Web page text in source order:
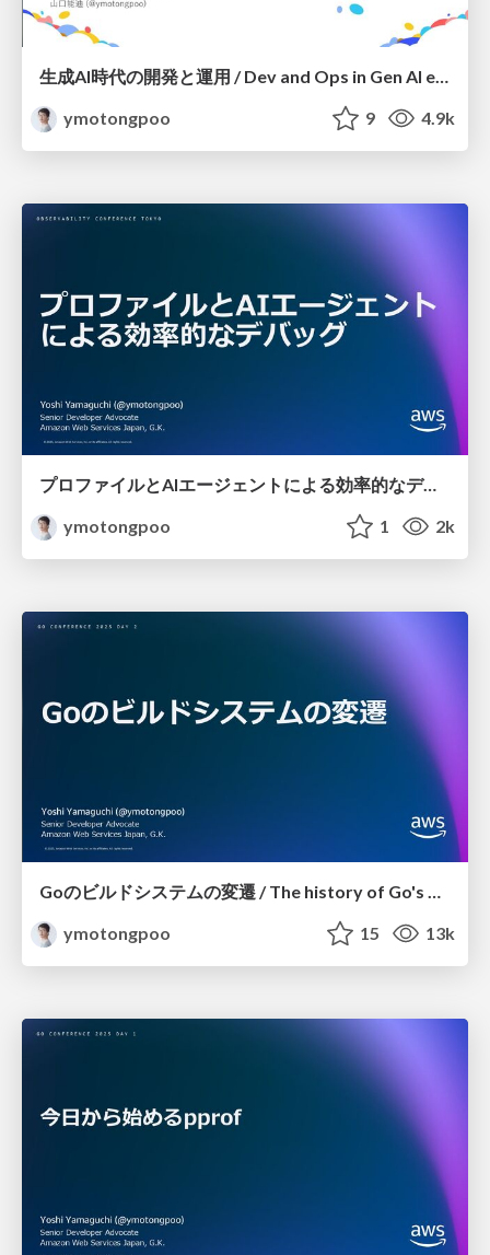
生成AI時代の開発と運用 / Dev and Ops in Gen AI era
ymotongpoo
9 4.9k
プロファイルとAIエージェントによる効率的なデバッグ / Effective debugging with profiler and AI assistant
ymotongpoo
1 2k
Goのビルドシステムの変遷 / The history of Go's build system
ymotongpoo
15 13k